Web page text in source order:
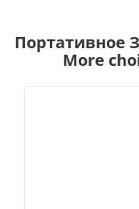
Портативное
More